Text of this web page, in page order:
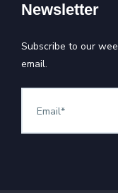
Newsletter
Subscribe to our
email.